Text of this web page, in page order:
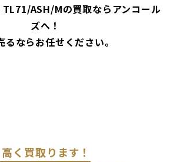
ASH/Mの買取ならアンコール
ズへ！
るならお任せください。
高く買取ります！